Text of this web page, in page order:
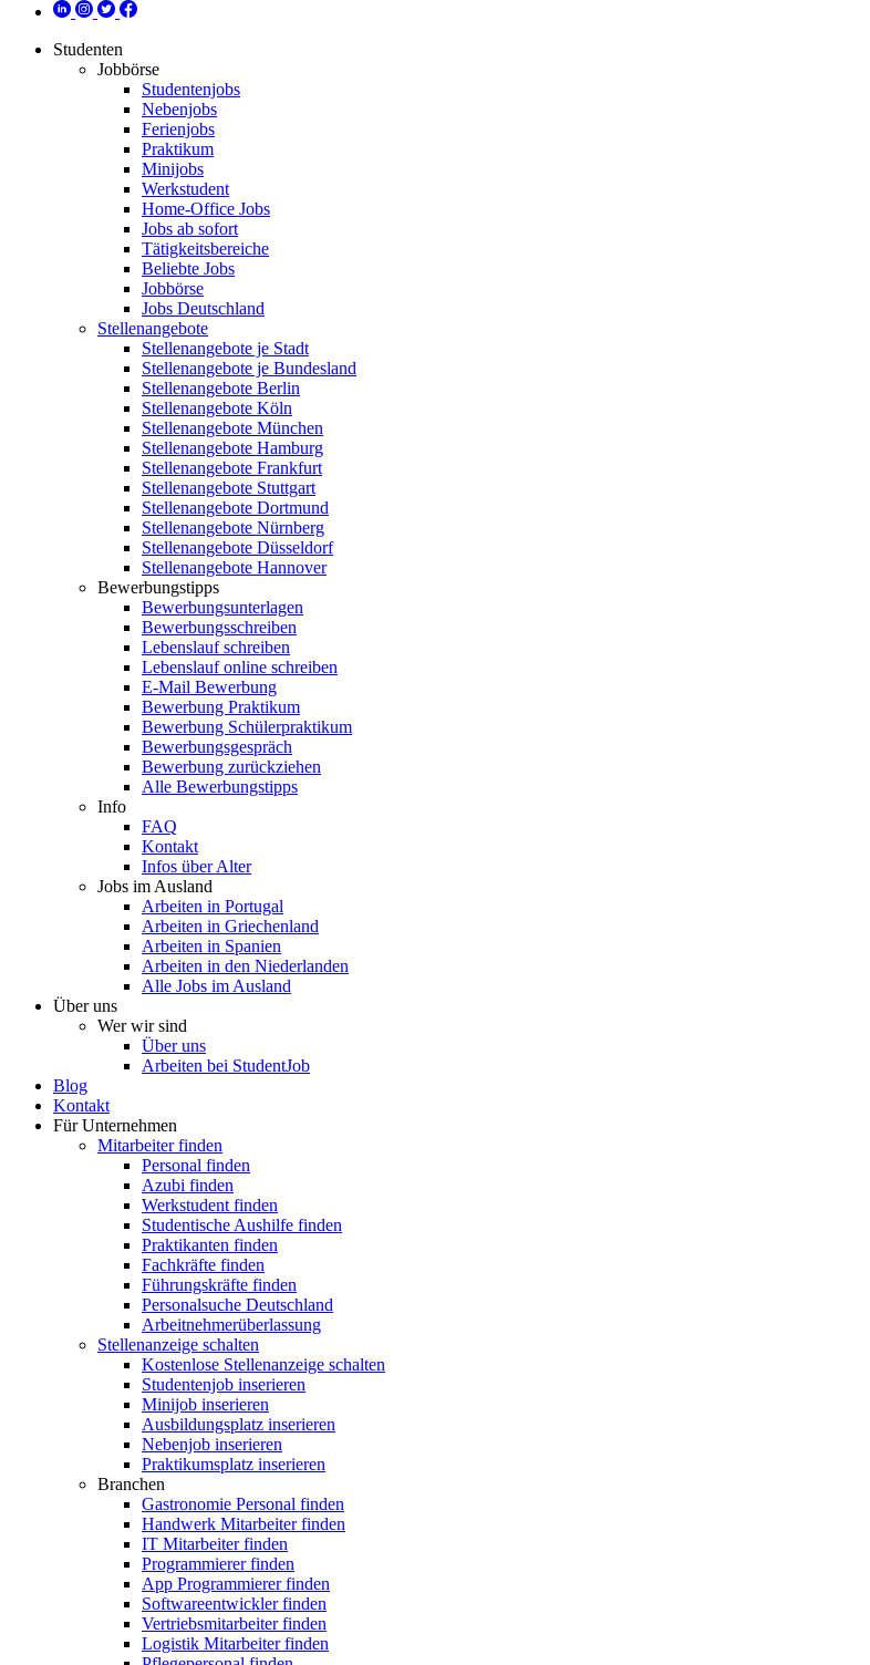
Studenten
Jobbörse
Studentenjobs
Nebenjobs
Ferienjobs
Praktikum
Minijobs
Werkstudent
Home-Office Jobs
Jobs ab sofort
Tätigkeitsbereiche
Beliebte Jobs
Jobbörse
Jobs Deutschland
Stellenangebote
Stellenangebote je Stadt
Stellenangebote je Bundesland
Stellenangebote Berlin
Stellenangebote Köln
Stellenangebote München
Stellenangebote Hamburg
Stellenangebote Frankfurt
Stellenangebote Stuttgart
Stellenangebote Dortmund
Stellenangebote Nürnberg
Stellenangebote Düsseldorf
Stellenangebote Hannover
Bewerbungstipps
Bewerbungsunterlagen
Bewerbungsschreiben
Lebenslauf schreiben
Lebenslauf online schreiben
E-Mail Bewerbung
Bewerbung Praktikum
Bewerbung Schülerpraktikum
Bewerbungsgespräch
Bewerbung zurückziehen
Alle Bewerbungstipps
Info
FAQ
Kontakt
Infos über Alter
Jobs im Ausland
Arbeiten in Portugal
Arbeiten in Griechenland
Arbeiten in Spanien
Arbeiten in den Niederlanden
Alle Jobs im Ausland
Über uns
Wer wir sind
Über uns
Arbeiten bei StudentJob
Blog
Kontakt
Für Unternehmen
Mitarbeiter finden
Personal finden
Azubi finden
Werkstudent finden
Studentische Aushilfe finden
Praktikanten finden
Fachkräfte finden
Führungskräfte finden
Personalsuche Deutschland
Arbeitnehmerüberlassung
Stellenanzeige schalten
Kostenlose Stellenanzeige schalten
Studentenjob inserieren
Minijob inserieren
Ausbildungsplatz inserieren
Nebenjob inserieren
Praktikumsplatz inserieren
Branchen
Gastronomie Personal finden
Handwerk Mitarbeiter finden
IT Mitarbeiter finden
Programmierer finden
App Programmierer finden
Softwareentwickler finden
Vertriebsmitarbeiter finden
Logistik Mitarbeiter finden